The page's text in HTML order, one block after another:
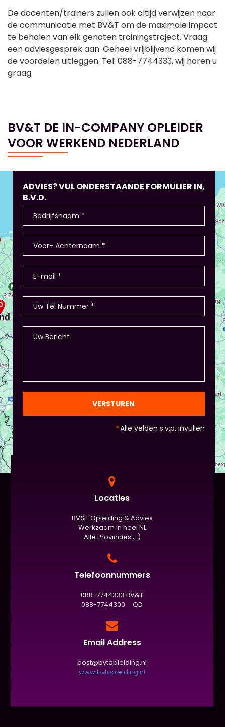
De docenten/trainers zullen ook altijd verwijzen naar
de communicatie met BV&T om de maximale impact
te behalen van elk genoten trainingstraject. Vraag
een adviesgesprek aan. Geheel vrijblijvend komen wij
de voordelen uitleggen. Tel: 088-7744333, wij horen u
graag.
BV&T DE IN-COMPANY OPLEIDER
VOOR WERKEND NEDERLAND
ADVIES? VUL ONDERSTAANDE FORMULIER IN,
B.V.D.
VERSTUREN
*Alle velden s.v.p. invullen
Locaties
BV&T Opleiding & Advies
Werkzaam in heel NL
Alle Provincies ;-)
Telefoonnummers
088-7744333 BV&T
088-7744300 QD
Email Address
post@bvtopleiding.nl
www.bvtopleiding.nl